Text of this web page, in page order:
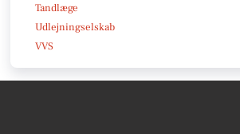
Tandlæge
Udlejningselskab
VVS